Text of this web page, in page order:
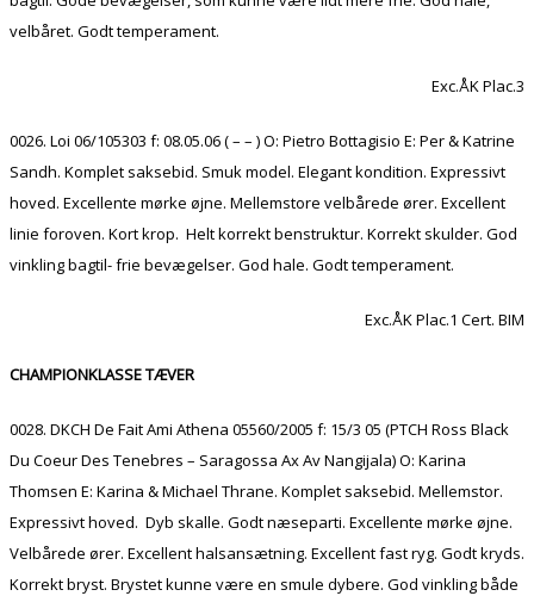
velbåret. Godt temperament.
Exc.ÅK Plac.3
0026. Loi 06/105303 f: 08.05.06 ( – – ) O: Pietro Bottagisio E: Per & Katrine
Sandh. Komplet saksebid. Smuk model. Elegant kondition. Expressivt
hoved. Excellente mørke øjne. Mellemstore velbårede ører. Excellent
linie foroven. Kort krop. Helt korrekt benstruktur. Korrekt skulder. God
vinkling bagtil- frie bevægelser. God hale. Godt temperament.
Exc.ÅK Plac.1 Cert. BIM
CHAMPIONKLASSE TÆVER
0028. DKCH De Fait Ami Athena 05560/2005 f: 15/3 05 (PTCH Ross Black
Du Coeur Des Tenebres – Saragossa Ax Av Nangijala) O: Karina
Thomsen E: Karina & Michael Thrane. Komplet saksebid. Mellemstor.
Expressivt hoved. Dyb skalle. Godt næseparti. Excellente mørke øjne.
Velbårede ører. Excellent halsansætning. Excellent fast ryg. Godt kryds.
Korrekt bryst. Brystet kunne være en smule dybere. God vinkling både